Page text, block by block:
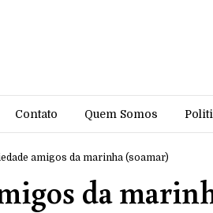
Contato Quem Somos
amigos da marinha (soamar)
da